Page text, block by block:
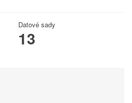
Datové sady
13